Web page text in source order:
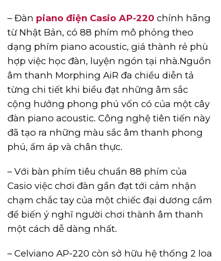
– Đàn piano điện Casio AP-220 chính hãng
từ Nhật Bản, có 88 phím mô phỏng theo
dạng phím piano acoustic, giá thành rẻ phù
hợp việc học đàn, luyện ngón tại nhà.Nguồn
âm thanh Morphing AiR đa chiều diễn tả
từng chi tiết khi biểu đạt những âm sắc
cộng hưởng phong phú vốn có của một cây
đàn piano acoustic. Công nghệ tiên tiến này
đã tạo ra những màu sắc âm thanh phong
phú, ấm áp và chân thực.
– Với bàn phím tiêu chuẩn 88 phím của
Casio việc chơi đàn gần đạt tới cảm nhận
chạm chắc tay của một chiếc đại dương cầm
để biến ý nghĩ người chơi thành âm thanh
một cách dễ dàng nhất.
– Celviano AP-220 còn sở hữu hệ thống 2 loa